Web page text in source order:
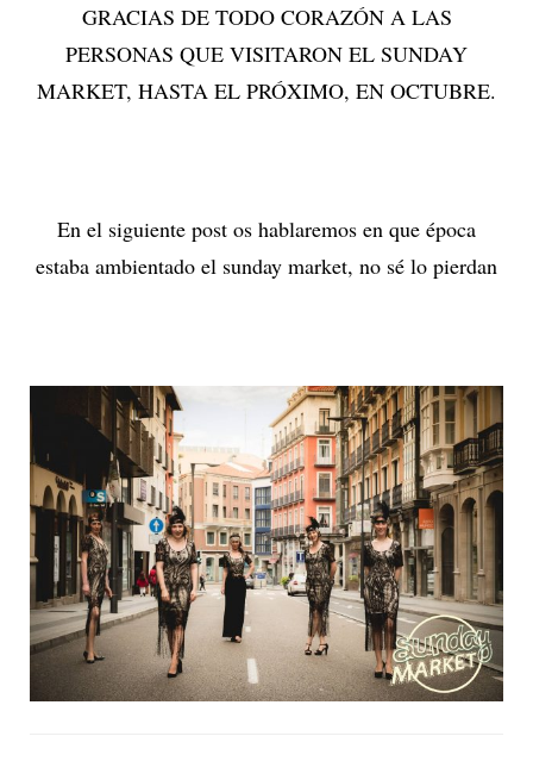
GRACIAS DE TODO CORAZÓN A LAS
PERSONAS QUE VISITARON EL SUNDAY
MARKET, HASTA EL PRÓXIMO, EN OCTUBRE.
En el siguiente post os hablaremos en que época
estaba ambientado el sunday market, no sé lo pierdan